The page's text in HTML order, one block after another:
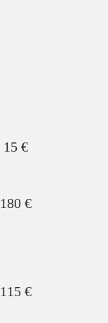
15 €
180 €
115 €